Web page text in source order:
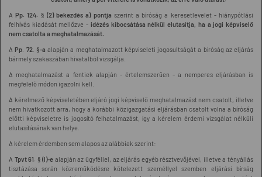
APp. 124. § (2) bekezdés a) pontja szerint a bíróság a keresetlevelet - hiánypótlási
felhívás kiadását mellőzve - idézés kibocsátása nélkül elutasítja, ha a jogi képviselő
nem csatolta a meghatalmazását.
APp. 72. §-a alapján a meghatalmazott képviseleti jogosultságát a bíróság az eljárás
bármely szakaszában hivatalból vizsgálja.
A meghatalmazást a fentiek alapján - értelemszerűen - a nemperes eljárásban is
megfelelő módon igazolni kell.
A kérelmező képviseletében eljáró jogi képviselő meghatalmazást nem csatolt, illetve
nem hivatkozott arra, hogy a korábbi közigazgatási eljárásban csatolt volna a bíróság
előtti képviseletre is jogosító felhatalmazást, így a kérelem érdemi vizsgálat nélküli
elutasításának van helye.
A kérelem érdemben sem alapos az alábbiak szerint:
A Tpvt 61. § (l)-e alapján az ügyféllel, az eljárás egyéb résztvevőjével, illetve a tényállás
tisztázása során közreműködésre kötelezett személlyel szemben eljárási bírság